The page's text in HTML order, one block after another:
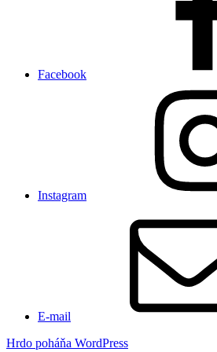
Facebook
Instagram
E-mail
Hrdo poháňa WordPress